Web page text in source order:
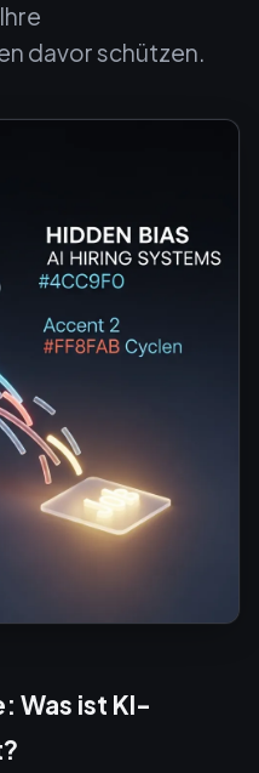
davor schützen.
Was ist KI-